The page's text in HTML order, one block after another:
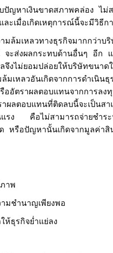
ปัญหาเงินขาดสภาพคล่อง ไม่
ะเมื่อเกิดเหตุการณ์นี้จะมีวิธีกา
มล้มเหลวทางธุรกิจมากกว่า
ะส่งผลกระทบด้านอื่นๆ อีก แ
ไม่ยอมปล่อยให้บริษัทขนาด
เหลวอันเกิดจากการดำเนิน
อัตราผลตอบแทนจากการลง
แทนที่ติดลบนี้จะเป็นสาเห
แรง คือไม่สามารถจ่ายชำร
หรือปัญหานั้นเกิดจากมูลค่า
พ
นาญเพียงพอ
กิจย่ำแย่ลง